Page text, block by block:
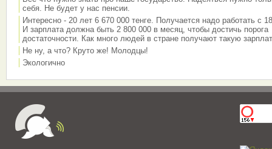
себя. Не будет у нас пенсии.
Интересно - 20 лет 6 670 000 тенге. Получается надо работать с
И зарплата должна быть 2 800 000 в месяц, чтобы достичь порога
достаточности. Как много людей в стране получают такую
Не ну, а что? Круто же! Молодцы!
Экологично